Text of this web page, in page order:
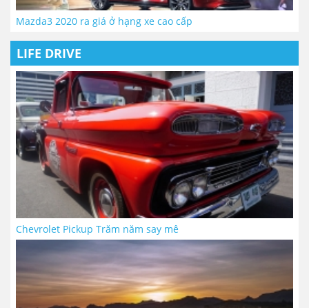
Mazda3 2020 ra giá ở hạng xe cao cấp
LIFE DRIVE
Chevrolet Pickup Trăm năm say mê